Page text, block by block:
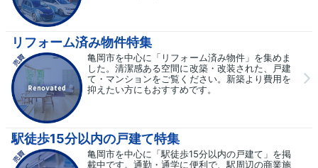
リフォーム済み物件特集
亀岡市を中心に「リフォーム済み物件」を集めま
した。清潔感ある空間に改築・改装された、戸建
て・マンションをご覧ください。新築より費用を
抑えたい方にもおすすめです。
駅徒歩15分以内の戸建て特集
亀岡市を中心に「駅徒歩15分以内の戸建て」を掲
載中です。通勤・通学に便利で、駅周辺の商業施